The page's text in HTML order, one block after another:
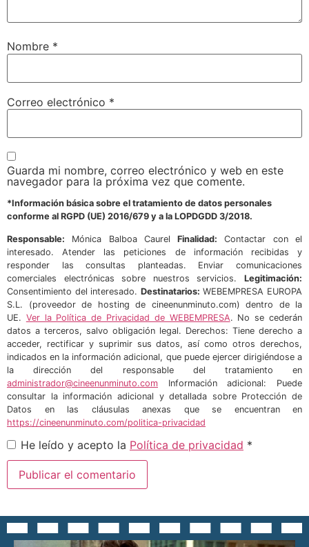
Nombre *
Correo electrónico *
Guarda mi nombre, correo electrónico y web en este
navegador para la próxima vez que comente.
*Información básica sobre el tratamiento de datos personales
conforme al RGPD (UE) 2016/679 y a la LOPDGDD 3/2018.
Responsable: Mónica Balboa CaurelFinalidad: Contactar con el
interesado. Atender las peticiones de información recibidas y
responder las consultas planteadas. Enviar comunicaciones
comerciales electrónicas sobre nuestros servicios. Legitimación:
Consentimiento del interesado. Destinatarios: WEBEMPRESA EUROPA
S.L. (proveedor de hosting de cineenunminuto.com) dentro de la
UE. Ver la Política de Privacidad de WEBEMPRESA. No se cederán
datos a terceros, salvo obligación legal. Derechos: Tiene derecho a
acceder, rectificar y suprimir sus datos, así como otros derechos,
indicados en la información adicional, que puede ejercer dirigiéndose a
la dirección del responsable del tratamiento en
administrador@cineenunminuto.com Información adicional: Puede
consultar la información adicional y detallada sobre Protección de
Datos en las cláusulas anexas que se encuentran en
https://cineenunminuto.com/politica-privacidad
He leído y acepto la Política de privacidad *